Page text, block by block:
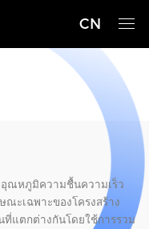
CN
ณหภูมิความชื้นความเร็ว
ณะเฉพาะของโครงสร้าง
แตกต่างกันโดยใช้การรวม